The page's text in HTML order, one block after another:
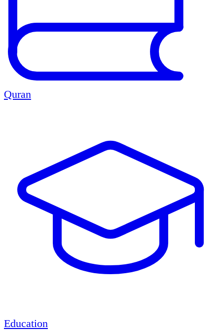
Quran
Education